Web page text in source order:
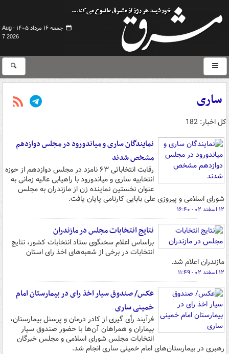
جمعه ۱۶ مرداد ۱۴۰۵ -
Aug
7 2026
ساری
کل اخبار: 182
نمایندگان ساری و میاندورود در مجلس دوازدهم
مشخص شدند
رقابت انتخاباتی ۶۳ نامزد در مجلس دوازدهم از حوزه
انتخابیه ساری و میاندورود با راهیابی عالیه زمانی به
عنوان نخستین نماینده زن از مازندران به مجلس
شورای اسلامی و پیروزی علی بابایی کارنامی پایان یافت.
۱۲ اسفند ۰۲ - ۱۶:۴۰
نتایج انتخابات مجلس در مازندران
براساس اعلام سخنگوی ستاد انتخابات کشور، نتایج
انتخابات در برخی از شعبه‌های اخذ رای استان
مازندران اعلام شد.
۱۲ اسفند ۰۲ - ۱۱:۴۹
عکس/ صندوق سیار اخذ رای در بیمارستان امام
خمینی ساری
فرآیند رأی گیری از کادر درمان و پرسنل بیمارستان،
بیماران و همراهان آن‌ها با حضور صندوق سیار
انتخابات مجلس شورای اسلامی و مجلس خبرگان
رهبری در بیمارستان‌های امام خمینی ساری انجام شد.